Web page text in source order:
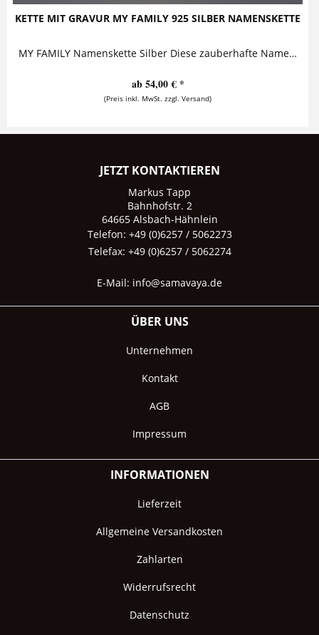
KETTE MIT GRAVUR MY FAMILY 925 SILBER NAMENSKETTE
MY FAMILY Namenskette Silber Diese zauberhafte Namenskette aus 925 Sterling Silber trägt einen personalisierten Anhänger, auf den mehrere...
ab 54,00 € *
(Preis inkl. MwSt. zzgl. Versand)
JETZT KONTAKTIEREN
Markus Tapp
Bahnhofstr. 2
64665 Alsbach-Hähnlein
Telefon: +49 (0)6257 / 5062273
Telefax: +49 (0)6257 / 5062274
E-Mail: info@samavaya.de
ÜBER UNS
Unternehmen
Kontakt
AGB
Impressum
INFORMATIONEN
Lieferzeit
Allgemeine Versandkosten
Zahlarten
Widerrufsrecht
Datenschutz